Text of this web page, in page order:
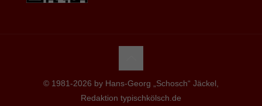
© 1981-2026 by Hans-Georg „Schosch“ Jäckel,
Redaktion typischkölsch.de